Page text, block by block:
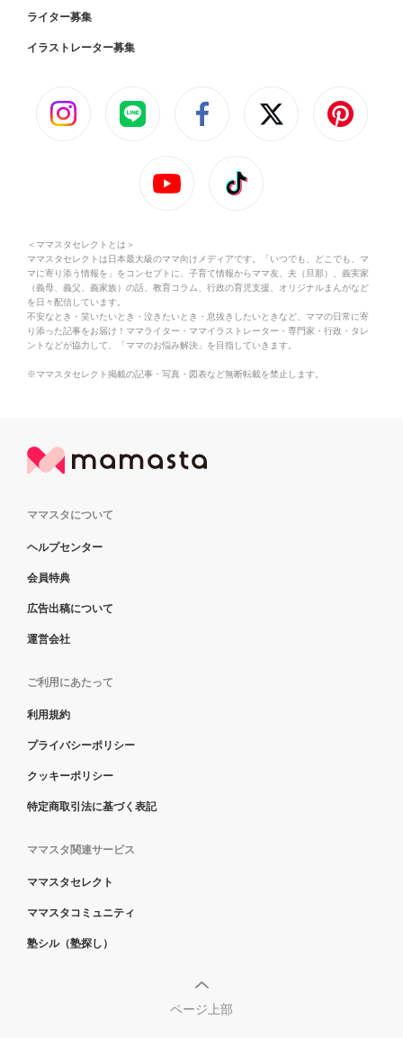
ライター募集
イラストレーター募集
＜ママスタセレクトとは＞
ママスタセレクトは日本最大級のママ向けメディアです。「いつでも、どこでも、マ
マに寄り添う情報を」をコンセプトに、子育て情報からママ友、夫（旦那）、義実家
（義母、義父、義家族）の話、教育コラム、行政の育児支援、オリジナルまんがなど
を日々配信しています。
不安なとき・笑いたいとき・泣きたいとき・息抜きしたいときなど、ママの日常に寄
り添った記事をお届け！ママライター・ママイラストレーター・専門家・行政・タレ
ントなどが協力して、「ママのお悩み解決」を目指していきます。
※ママスタセレクト掲載の記事・写真・図表など無断転載を禁止します。
ママスタについて
ヘルプセンター
会員特典
広告出稿について
運営会社
ご利用にあたって
利用規約
プライバシーポリシー
クッキーポリシー
特定商取引法に基づく表記
ママスタ関連サービス
ママスタセレクト
ママスタコミュニティ
塾シル（塾探し）
ページ上部